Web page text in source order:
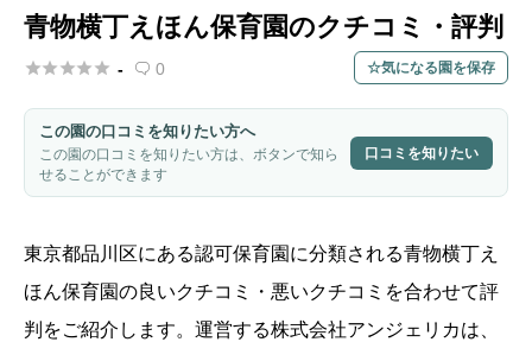
青物横丁えほん保育園のクチコミ・評判
 -  0 気になる園を保存
この園の口コミを知りたい方へ
この園の口コミを知りたい方は、ボタンで知ら
せることができます
口コミを知りたい
東京都品川区にある認可保育園に分類される青物横丁え
ほん保育園の良いクチコミ・悪いクチコミを合わせて評
判をご紹介します。運営する株式会社アンジェリカは、